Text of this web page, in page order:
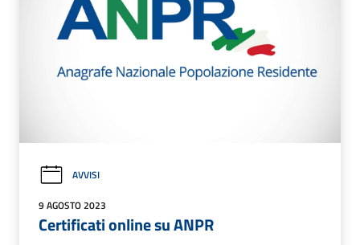
AVVISI
9 AGOSTO 2023
Certificati online su ANPR